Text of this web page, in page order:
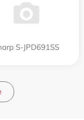
S-JPD691SS